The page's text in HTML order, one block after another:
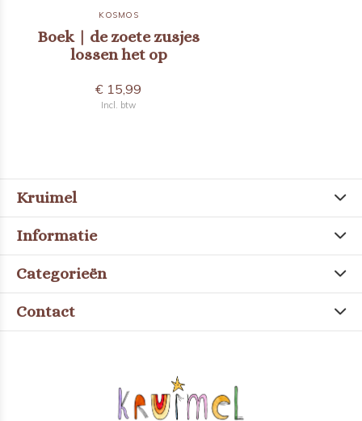
KOSMOS
Boek | de zoete zusjes
lossen het op
€ 15,99
Incl. btw
Kruimel
Informatie
Categorieën
Contact